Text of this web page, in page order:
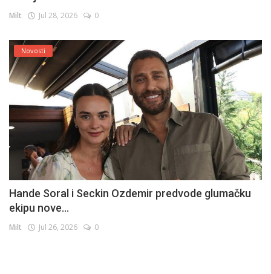
Milt Jul 28, 2026 0
Novosti
Hande Soral i Seckin Ozdemir predvode glumačku
ekipu nove...
Milt Jul 26, 2026 0